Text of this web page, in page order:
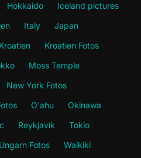
Hokkaido
Iceland pictures
Italy
Japan
Kroatien
Kroatien Fotos
Moss Temple
New York Fotos
O'ahu
Okinawa
Reykjavík
Tokio
Ungarn Fotos Waikiki